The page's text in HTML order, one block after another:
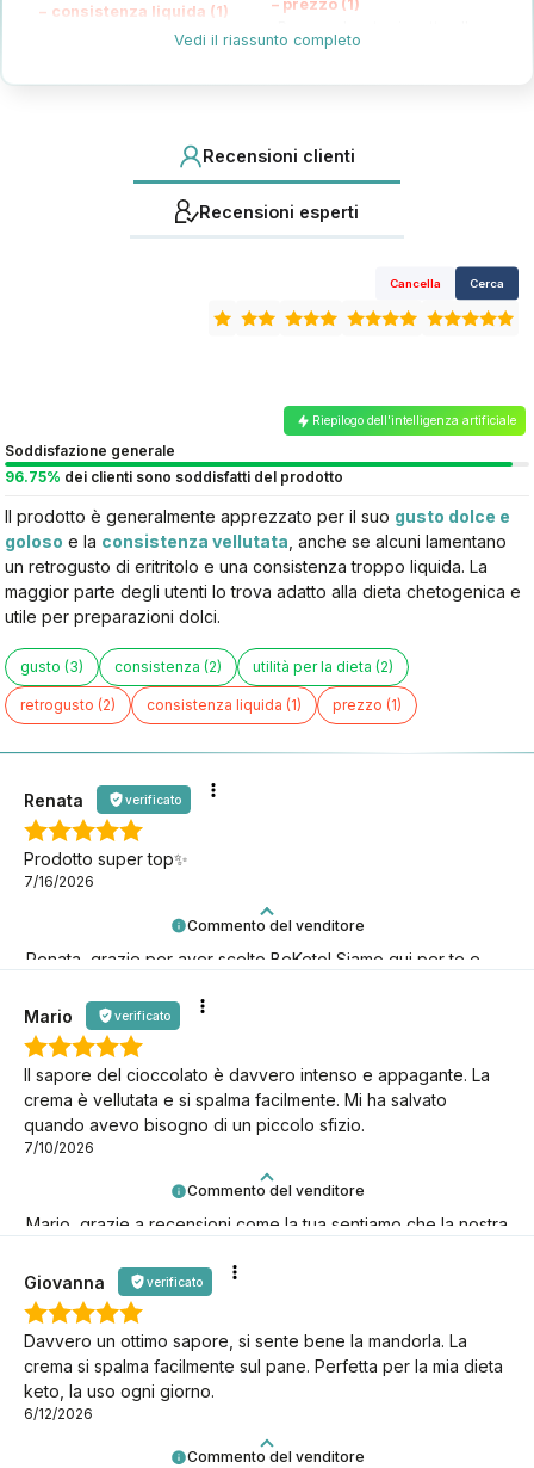
– consistenza liquida (1)
Consistenza liquida come
– prezzo (1)
quantità e qualità
Vedi il riassunto completo
Recensioni clienti
Recensioni esperti
Cancella Cerca
Riepilogo dell'intelligenza artificiale
Soddisfazione generale
96.75% dei clienti sono soddisfatti del prodotto
Il prodotto è generalmente apprezzato per il suo gusto dolce e
goloso e la consistenza vellutata , anche se alcuni lamentano
un retrogusto di eritritolo e una consistenza troppo liquida. La
maggior parte degli utenti lo trova adatto alla dieta chetogenica e
utile per preparazioni dolci.
gusto (3) consistenza (2) utilità per la dieta (2)
retrogusto (2) consistenza liquida (1) prezzo (1)
Commento del venditore
Renata, grazie per aver scelto BeKeto! Siamo qui per te e
Renata verificato
Prodotto super top✨
7/16/2026
Commento del venditore
Mario, grazie a recensioni come la tua sentiamo che la nostra
Mario verificato
Il sapore del cioccolato è davvero intenso e appagante. La
crema è vellutata e si spalma facilmente. Mi ha salvato
quando avevo bisogno di un piccolo sfizio.
7/10/2026
Commento del venditore
Giovanna verificato
Davvero un ottimo sapore, si sente bene la mandorla. La
crema si spalma facilmente sul pane. Perfetta per la mia dieta
keto, la uso ogni giorno.
6/12/2026